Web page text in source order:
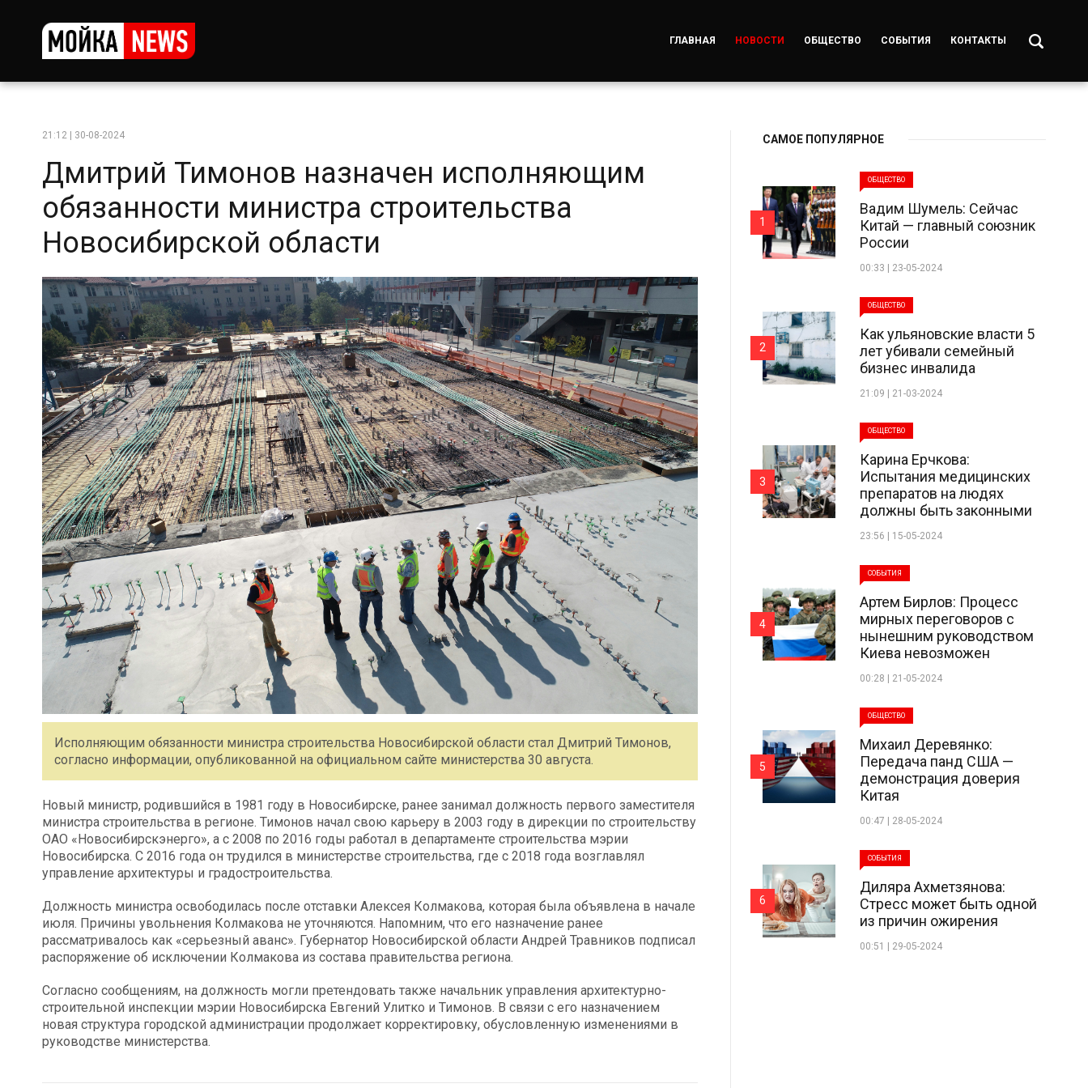
ГЛАВНАЯ НОВОСТИ ОБЩЕСТВО СОБЫТИЯ КОНТАКТЫ
21:12 | 30-08-2024
Дмитрий Тимонов назначен исполняющим
обязанности министра строительства
Новосибирской области
Исполняющим обязанности министра строительства Новосибирской области стал Дмитрий Тимонов,
согласно информации, опубликованной на официальном сайте министерства 30 августа.
Новый министр, родившийся в 1981 году в Новосибирске, ранее занимал должность первого заместителя
министра строительства в регионе. Тимонов начал свою карьеру в 2003 году в дирекции по строительству
ОАО «Новосибирскэнерго», а с 2008 по 2016 годы работал в департаменте строительства мэрии
Новосибирска. С 2016 года он трудился в министерстве строительства, где с 2018 года возглавлял
управление архитектуры и градостроительства.
Должность министра освободилась после отставки Алексея Колмакова, которая была объявлена в начале
июля. Причины увольнения Колмакова не уточняются. Напомним, что его назначение ранее
рассматривалось как «серьезный аванс». Губернатор Новосибирской области Андрей Травников подписал
распоряжение об исключении Колмакова из состава правительства региона.
Согласно сообщениям, на должность могли претендовать также начальник управления архитектурно-
строительной инспекции мэрии Новосибирска Евгений Улитко и Тимонов. В связи с его назначением
новая структура городской администрации продолжает корректировку, обусловленную изменениями в
руководстве министерства.
САМОЕ ПОПУЛЯРНОЕ
ОБЩЕСТВО
Вадим Шумель: Сейчас
Китай — главный союзник
России
00:33 | 23-05-2024
1
ОБЩЕСТВО
Как ульяновские власти 5
лет убивали семейный
бизнес инвалида
21:09 | 21-03-2024
2
ОБЩЕСТВО
Карина Ерчкова:
Испытания медицинских
препаратов на людях
должны быть законными
23:56 | 15-05-2024
3
СОБЫТИЯ
Артем Бирлов: Процесс
мирных переговоров с
нынешним руководством
Киева невозможен
00:28 | 21-05-2024
4
ОБЩЕСТВО
Михаил Деревянко:
Передача панд США —
демонстрация доверия
Китая
00:47 | 28-05-2024
5
СОБЫТИЯ
Диляра Ахметзянова:
Стресс может быть одной
из причин ожирения
00:51 | 29-05-2024
6